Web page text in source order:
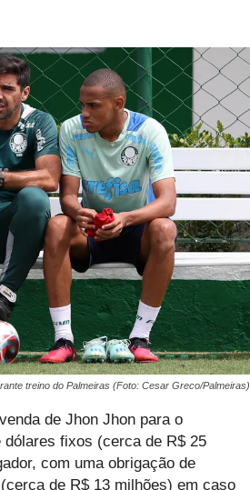
treino do Palmeiras (Foto: Cesar Greco/Palmeiras)
de Jhon Jhon para o
dólares fixos (cerca de R$ 25
com uma obrigação de
de R$ 13 milhões) em caso